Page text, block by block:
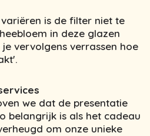
is de filter niet te
in deze glazen
vervolgens verrassen hoe
we dat de presentatie
belangrijk is als het cadeau
om onze unieke